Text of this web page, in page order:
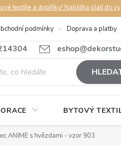
textilie a doplňky! Nabídka platí do
podmínky Doprava a platby
BYTOVÝ
ANIME s hvězdami - vzor 903